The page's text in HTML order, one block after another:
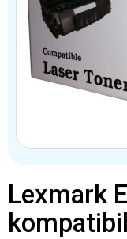
Lexmark